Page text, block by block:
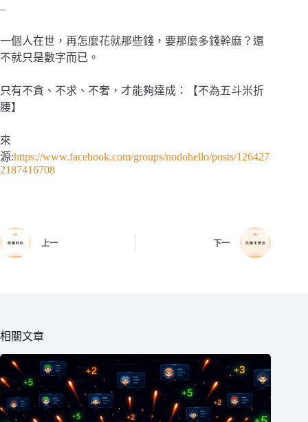
–
一個人在世，再怎麼花就那些錢，要那麼多錢幹麻？還
不就只是數字而已。
只有不貪、不求、不奢，才能夠達成：【不為五斗米折
腰】
來
源:https://www.facebook.com/groups/nodohello/posts/126427
2187416708
上一 下一
相關文章